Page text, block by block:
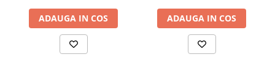
ADAUGA IN COS ADAUGA IN COS